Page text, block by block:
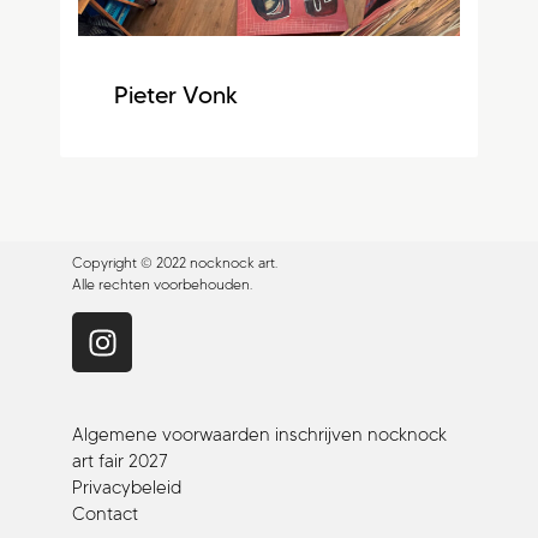
Pieter Vonk
Copyright © 2022 nocknock art.
Alle rechten voorbehouden.
Algemene voorwaarden inschrijven nocknock
art fair 2027
Privacybeleid
Contact